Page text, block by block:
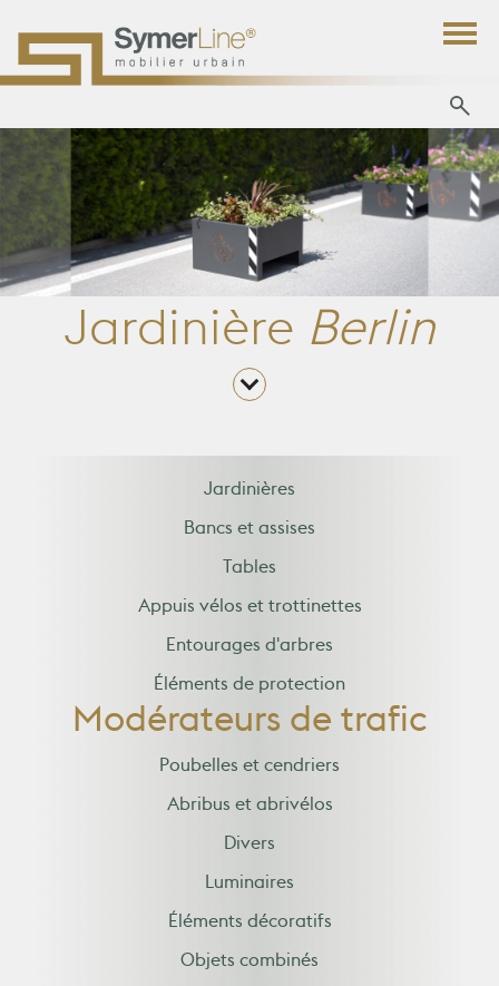
JardinièreBerlin
Jardinières
Bancs et assises
Tables
Appuis vélos et trottinettes
Entourages d'arbres
Éléments de protection
Modérateurs de trafic
Poubelles et cendriers
Abribus et abrivélos
Divers
Luminaires
Éléments décoratifs
Objets combinés